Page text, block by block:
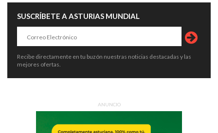
SUSCRÍBETE A ASTURIAS MUNDIAL
Recibe directamente en tu buzón nuestras noticias destacadas y las
mejores ofertas.
ANUNCIO